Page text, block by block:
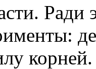
Ради